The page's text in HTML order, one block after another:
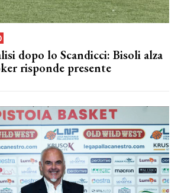
dopo lo Scandicci: Bisoli alza
risponde presente